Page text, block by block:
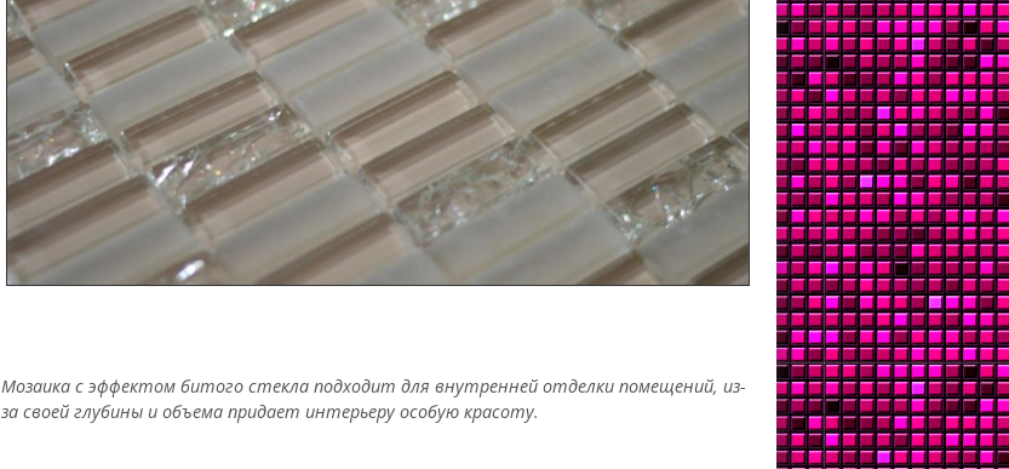
Мозаика с эффектом битого стекла подходит для внутренней отделки помещений, из-
за своей глубины и объема придает интерьеру особую красоту.